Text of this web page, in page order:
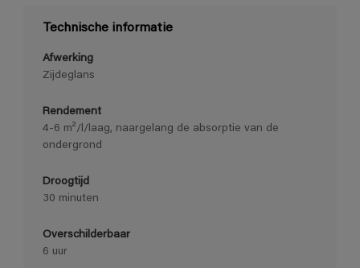
Technische informatie
Afwerking
Zijdeglans
Rendement
4-6 m²/l/laag, naargelang de absorptie van de
ondergrond
Droogtijd
30 minuten
Overschilderbaar
6 uur